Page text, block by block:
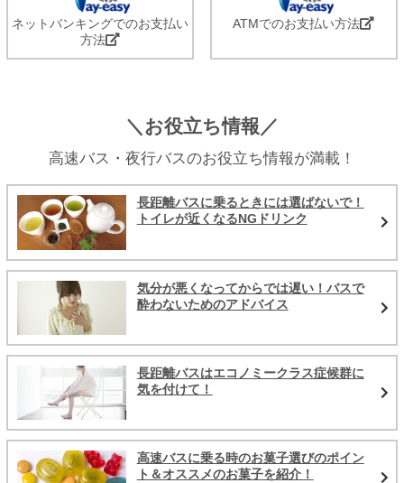
ネットバンキングでのお支払い
方法
ATMでのお支払い方法
＼お役立ち情報／
高速バス・夜行バスのお役立ち情報が満載！
長距離バスに乗るときには選ばないで！
トイレが近くなるNGドリンク
気分が悪くなってからでは遅い！バスで
酔わないためのアドバイス
長距離バスはエコノミークラス症候群に
気を付けて！
高速バスに乗る時のお菓子選びのポイン
ト＆オススメのお菓子を紹介！